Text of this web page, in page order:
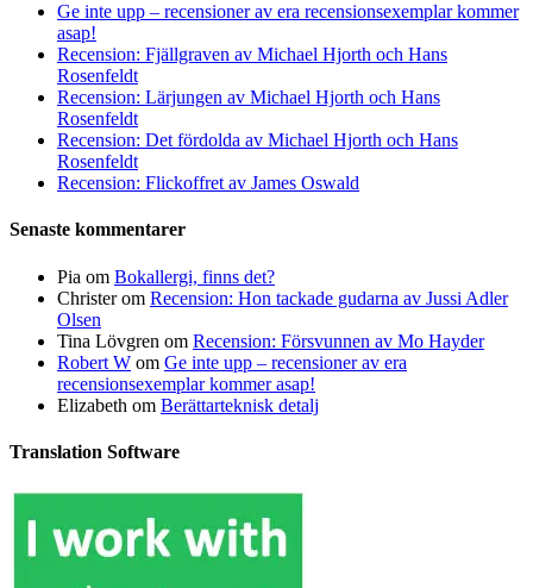
Ge inte upp – recensioner av era recensionsexemplar kommer
asap!
Recension: Fjällgraven av Michael Hjorth och Hans
Rosenfeldt
Recension: Lärjungen av Michael Hjorth och Hans
Rosenfeldt
Recension: Det fördolda av Michael Hjorth och Hans
Rosenfeldt
Recension: Flickoffret av James Oswald
Senaste kommentarer
Pia om Bokallergi, finns det?
Christerom Recension: Hon tackade gudarna av Jussi Adler
Olsen
Tina Lövgren om Recension: Försvunnen av Mo Hayder
Robert W om Ge inte upp – recensioner av era
recensionsexemplar kommer asap!
Elizabeth om Berättarteknisk detalj
Translation Software